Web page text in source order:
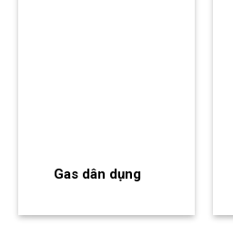
Gas dân dụng